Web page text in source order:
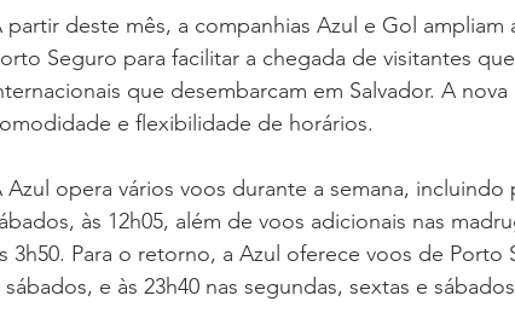
partir deste mês, a companhias Azul e Gol
Seguro para facilitar a chegada de visitantes
que desembarcam em Salvador. A
e flexibilidade de horários.
Azul opera vários voos durante a semana, incluindo
às 12h05, além de voos adicionais nas
3h50. Para o retorno, a Azul oferece voos de Porto
sábados, e às 23h40 nas segundas, sextas e